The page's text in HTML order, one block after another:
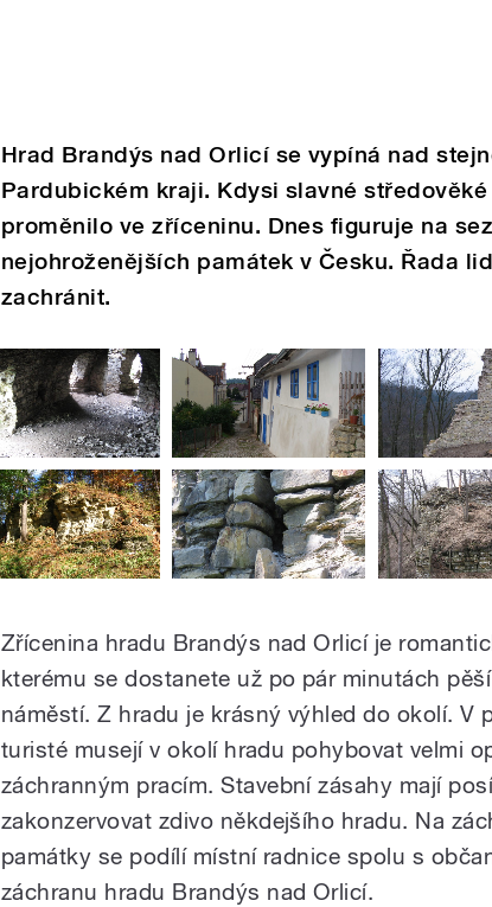
Hrad Brandýs nad Orlicí se vypíná nad
Pardubickém kraji. Kdysi slavné
proměnilo ve zříceninu. Dnes figuruje na
nejohroženějších památek v Česku. Řada
zachránit.
Zřícenina hradu Brandýs nad Orlicí je
kterému se dostanete už po pár minutách
náměstí. Z hradu je krásný výhled do okolí. V
turisté musejí v okolí hradu pohybovat velmi
záchranným pracím. Stavební zásahy mají
zakonzervovat zdivo někdejšího hradu. Na
památky se podílí místní radnice spolu s
záchranu hradu Brandýs nad Orlicí.